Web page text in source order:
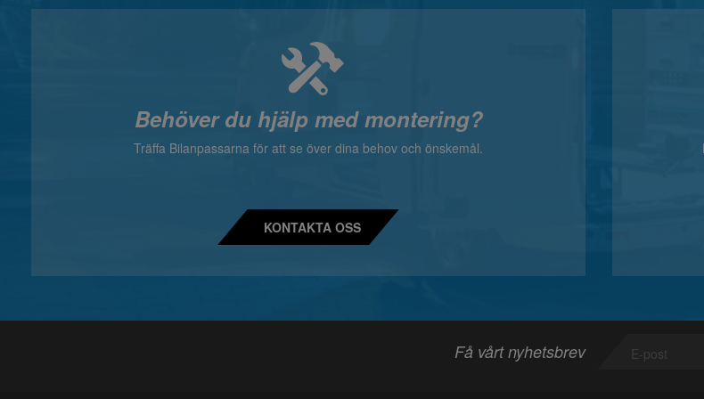
Behöver du hjälp med montering?
Träffa Bilanpassarna för att se över dina behov och önskemål.
KONTAKTA OSS
Få vårt nyhetsbrev